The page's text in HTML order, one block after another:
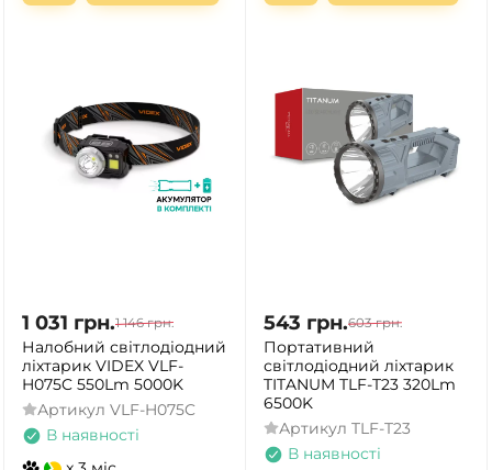
1 031 грн.1 146 грн.
Налобний світлодіодний
ліхтарик VIDEX VLF-
H075C 550Lm 5000K
Артикул VLF-H075C
В наявності
543 грн.603 грн.
Портативний
світлодіодний ліхтарик
TITANUM TLF-T23 320Lm
6500K
Артикул TLF-T23
В наявності